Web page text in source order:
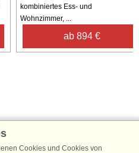
kombiniertes Ess- und
Wohnzimmer, ...
ab 894 €
Fans an
Cookies und Cookies von